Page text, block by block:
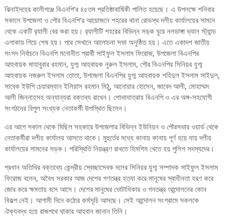
ঝিনাইদহের কালীগঞ্জে বিএনপি’র ৪৫তম প্রতিষ্ঠাবার্ষিকী পালিত হয়েছে। এ উপলক্ষে শনিবার
সকালে উপজেলা ও পৌর বিএনপি’র আয়োজনে শহরের থানা রোডস্থ দলীয় কার্যালয়ের সামনে
থেকে একটি র‌্যালী বের করা হয়। র‌্যালীটি শহরের বিভিন্ন সড়ক ঘুরে নলডাঙ্গা ভ্যান স্ট্যান্ড
এলাকায় গিয়ে শেষ হয়। পরে সেখানে আলোচনা সভা অনুষ্ঠিত হয়। এতে একাদশ জাতীয়
সংসদ নির্বাচনে বিএনপি মনোনীত প্রার্থী সাইফুল ইসলাম ফিরোজ, উপজেলা বিএনপির
আহবায়ক মাহাবুবার রহমান, যুগ্ম আহবায়ক নুরুল ইসলাম, পৌর বিএনপির সিনিয়র যুগ্ম
আহবায়ক নজরুল ইসলাম তোতা, উপজেলা বিএনপির যুগ্ম আহবায়ক শহিদুল ইসলাম সাইদুল,
সাবেক ইউপি চেয়ারম্যান ইলিয়াস রহমান মিঠু, আনোয়ার হোসেন, জাবেদ আলী, মোহাম্মদ
আলী জিন্নাহসহ অন্যান্যরা বক্তব্য রাখেন। শোভাযাত্রায় বিএনপি ও এর অঙ্গ-সহযোগী
সংগঠনের বিপুল সংখ্যক নেতাকর্মী উপস্থিত ছিলেন।
এর আগে সকাল থেকে মিছিল সহকারে উপজেলার বিভিন্ন ইউনিয়ন ও পৌরসভার ওয়ার্ড থেকে
নেতাকর্মীরা দলীয় কার্যালয় আসতে থাকে। মুহুর্তের মধ্যে কানায় কানায় পূর্ণ হয়ে যায় দলীয়
কার্যালয়ের সামনের সড়ক। পরিস্থিতি নিয়ন্ত্রণ রাখতে হিমশিম খেতে হয় পুলিশ সদস্যদের।
প্রধান অতিথির বক্তব্যে কেন্দ্রীয় স্বেচ্ছাসেবক দলের সিনিয়র যুগ্ম সম্পাদক সাইফুল ইসলাম
ফিরোজ বলেন, অবৈধ সরকার আজ দেশের গণতন্ত্র হত্যা করে মানুষের স্বাধীনতা হরণ করে
জোর করে ক্ষমতায় বসে আসে। দেশের মানুষের ভোটাধিকার ও গনতন্ত্র আন্দোলনের কোন
বিকল্প নেই। আগামী দিনে কঠোর কর্মসূচি আসছে। সেই আন্দোলন সংগ্রামে সকলকে
ঐক্যবদ্ধ হয়ে রাজপথে থাকার আহবান জানান তিনি।